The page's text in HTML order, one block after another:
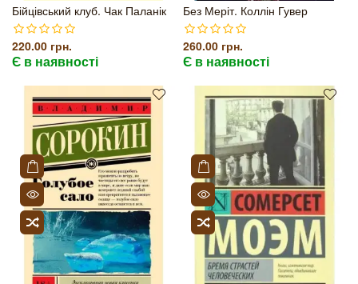
Бійцівський клуб. Чак Паланік
220.00 грн.
Є в наявності
Без Меріт. Коллін Гувер
260.00 грн.
Є в наявності